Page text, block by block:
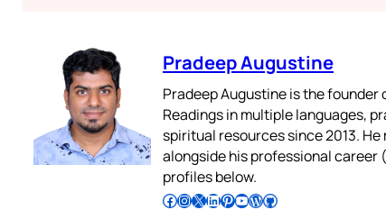
Pradeep Augustine
Pradeep Augustine is the
Readings in multiple languages,
spiritual resources since 2013.
alongside his professional career (
profiles below.
Follow Pradeep on Facebook Follow Pradeep on InstagramFollow Pradeep on X Follow Pradeep on LinkedIn Follow Pradeep on Pinterest Subscribe to Pradeep’s Youtube Channel Follow Pradeep on WordPress Follow Pradeep on GitHub